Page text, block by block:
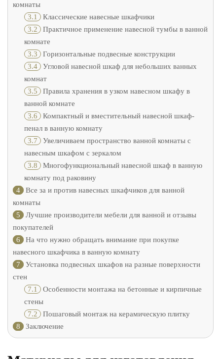
комнаты
3.1 Классические навесные шкафчики
3.2 Практичное применение навесной тумбы в ванной
комнате
3.3 Горизонтальные подвесные конструкции
3.4 Угловой навесной шкаф для небольших ванных
комнат
3.5 Правила хранения в узком навесном шкафу в
ванной комнате
3.6 Компактный и вместительный навесной шкаф-
пенал в ванную комнату
3.7 Увеличиваем пространство ванной комнаты с
навесным шкафом с зеркалом
3.8 Многофункциональный навесной шкаф в ванную
комнату под раковину
4
Все за и против навесных шкафчиков для ванной
комнаты
5
Лучшие производители мебели для ванной и отзывы
покупателей
6
На что нужно обращать внимание при покупке
навесного шкафчика в ванную комнату
7
Установка подвесных шкафов на разные поверхности
стен
7.1 Особенности монтажа на бетонные и кирпичные
стены
7.2 Пошаговый монтаж на керамическую плитку
8
Заключение